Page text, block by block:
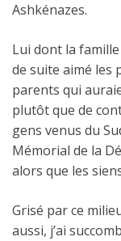
Ashkénazes.
Lui dont la
de suite aimé les
parents qui
plutôt que de
gens venus du
Mémorial de la
alors que les
Grisé par ce
aussi, j’ai